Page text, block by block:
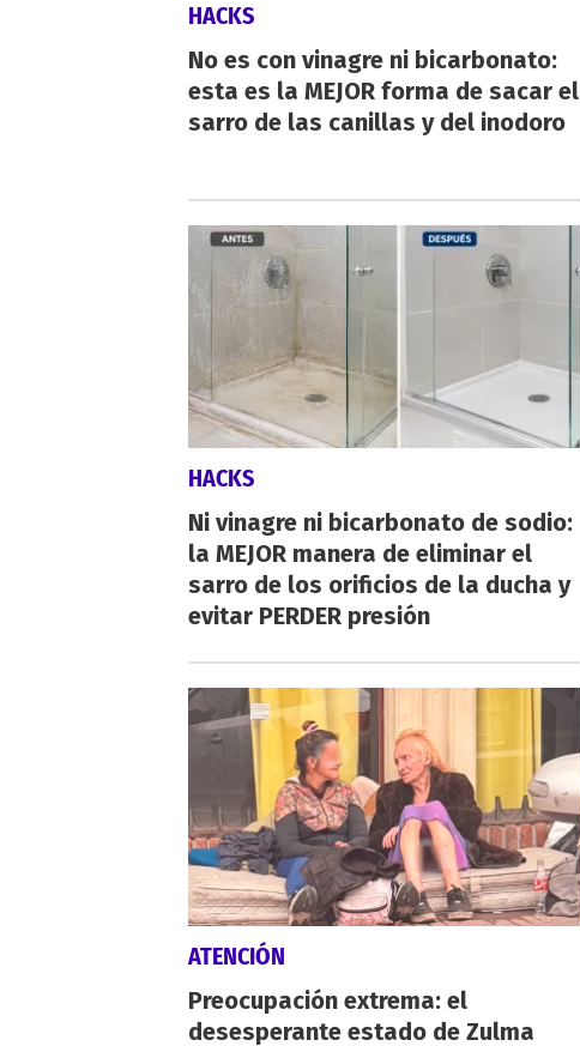
HACKS
No es con vinagre ni bicarbonato:
esta es la MEJOR forma de sacar el
sarro de las canillas y del inodoro
HACKS
Ni vinagre ni bicarbonato de sodio:
la MEJOR manera de eliminar el
sarro de los orificios de la ducha y
evitar PERDER presión
ATENCIÓN
Preocupación extrema: el
desesperante estado de Zulma